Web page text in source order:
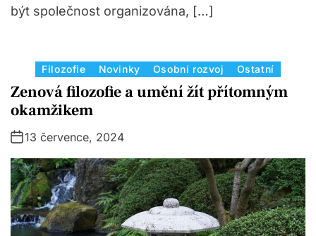
být společnost organizována, […]
a
t
g
o
r
i
e
s
Filozofie Novinky Osobní rozvoj Ostatní
Zenová filozofie a umění žít přítomným
okamžikem
13 července, 2024